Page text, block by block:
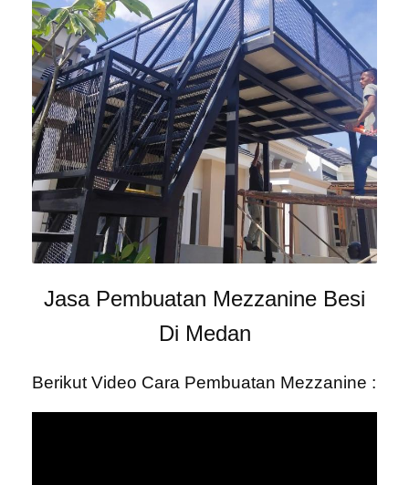
Jasa Pembuatan Mezzanine Besi
Di Medan
Berikut Video Cara Pembuatan Mezzanine :